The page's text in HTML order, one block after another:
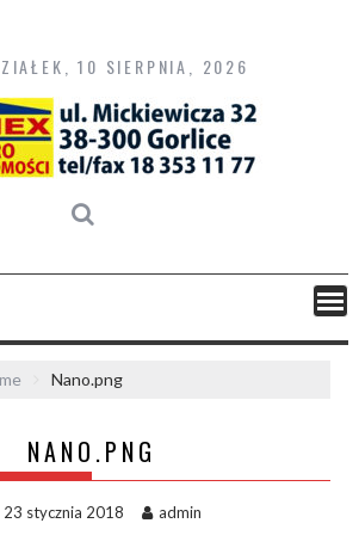
content
10 SIERPNIA, 2026
Nano.png
NANO.PNG
23 stycznia 2018 admin